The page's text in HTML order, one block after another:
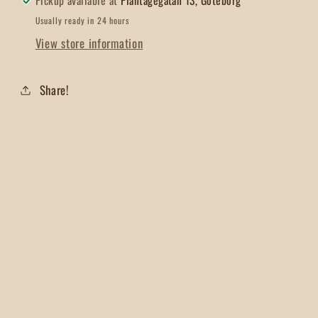
Usually ready in 24 hours
View store information
Share!